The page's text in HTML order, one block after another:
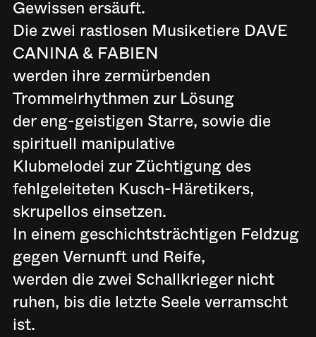
Gewissen ersäuft.
Die zwei rastlosen Musiketiere DAVE
CANINA & FABIEN
werden ihre zermürbenden
Trommelrhythmen zur Lösung
der eng-geistigen Starre, sowie die
spirituell manipulative
Klubmelodei zur Züchtigung des
fehlgeleiteten Kusch-Häretikers,
skrupellos einsetzen.
In einem geschichtsträchtigen Feldzug
gegen Vernunft und Reife,
werden die zwei Schallkrieger nicht
ruhen, bis die letzte Seele verramscht
ist.